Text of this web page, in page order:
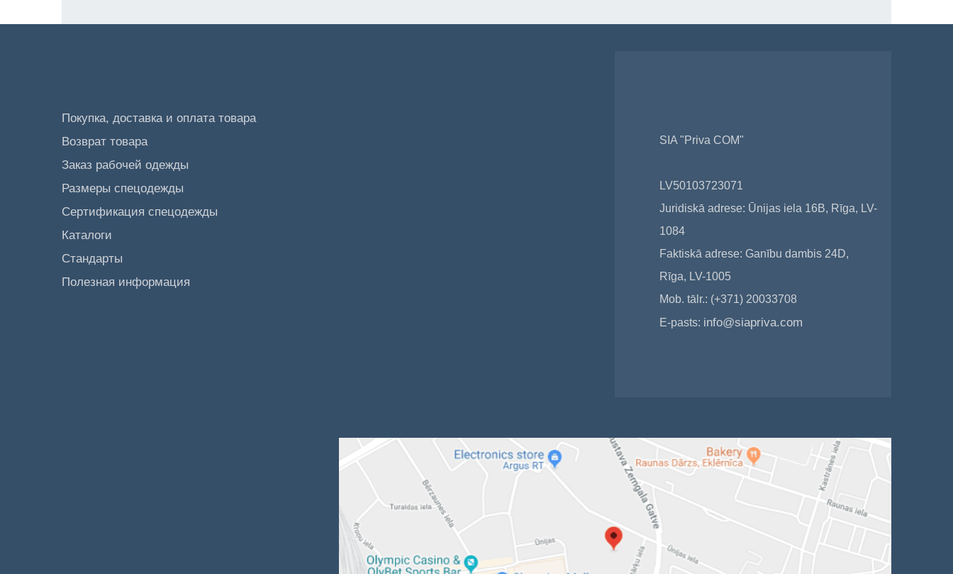
Покупка, доставка и оплата товара
Возврат товара
Заказ рабочей одежды
Размеры спецодежды
Сертификация спецодежды
Каталоги
Стандарты
Полезная информация
SIA "Priva COM"
LV50103723071
Juridiskā adrese: Ūnijas iela 16B, Rīga, LV-
1084
Faktiskā adrese: Ganību dambis 24D,
Rīga, LV-1005
Mob. tālr.: (+371) 20033708
E-pasts: info@siapriva.com